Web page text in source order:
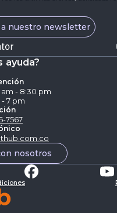
nuestro newsletter
ayuda?
am - 8:30 pm
7 pm
7567
nosotros